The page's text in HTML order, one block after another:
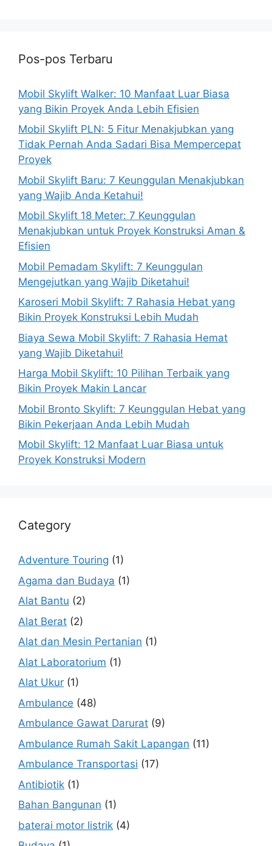
Pos-pos Terbaru
Mobil Skylift Walker: 10 Manfaat Luar Biasa
yang Bikin Proyek Anda Lebih Efisien
Mobil Skylift PLN: 5 Fitur Menakjubkan yang
Tidak Pernah Anda Sadari Bisa Mempercepat
Proyek
Mobil Skylift Baru: 7 Keunggulan Menakjubkan
yang Wajib Anda Ketahui!
Mobil Skylift 18 Meter: 7 Keunggulan
Menakjubkan untuk Proyek Konstruksi Aman &
Efisien
Mobil Pemadam Skylift: 7 Keunggulan
Mengejutkan yang Wajib Diketahui!
Karoseri Mobil Skylift: 7 Rahasia Hebat yang
Bikin Proyek Konstruksi Lebih Mudah
Biaya Sewa Mobil Skylift: 7 Rahasia Hemat
yang Wajib Diketahui!
Harga Mobil Skylift: 10 Pilihan Terbaik yang
Bikin Proyek Makin Lancar
Mobil Bronto Skylift: 7 Keunggulan Hebat yang
Bikin Pekerjaan Anda Lebih Mudah
Mobil Skylift: 12 Manfaat Luar Biasa untuk
Proyek Konstruksi Modern
Category
Adventure Touring (1)
Agama dan Budaya (1)
Alat Bantu (2)
Alat Berat (2)
Alat dan Mesin Pertanian (1)
Alat Laboratorium (1)
Alat Ukur (1)
Ambulance (48)
Ambulance Gawat Darurat (9)
Ambulance Rumah Sakit Lapangan (11)
Ambulance Transportasi (17)
Antibiotik (1)
Bahan Bangunan (1)
baterai motor listrik (4)